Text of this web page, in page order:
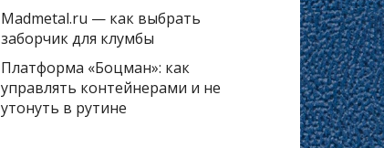
Madmetal.ru — как выбрать
заборчик для клумбы
Платформа «Боцман»: как
управлять контейнерами и не
утонуть в рутине